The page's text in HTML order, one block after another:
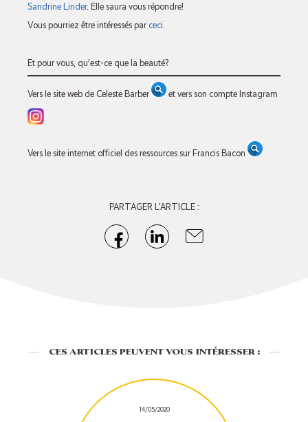
Sandrine Linder. Elle saura vous répondre!
Vous pourriez être intéressés par ceci
Et pour vous, qu’est-ce que la beauté?
Vers le site web de Celeste Barber et vers son compte Instagram
Vers le site internet officiel des ressources sur Francis Bacon
PARTAGER L'ARTICLE :
CES ARTICLES PEUVENT VOUS INTÉRESSER :
14/05/2020